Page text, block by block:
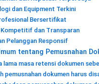
dan Equipment Terkini
Bersertifikat
Kompetitif dan Transparan
Pelanggan Responsif
tentang Pemusnahan
lama masa retensi dokumen
pemusnahan dokumen harus